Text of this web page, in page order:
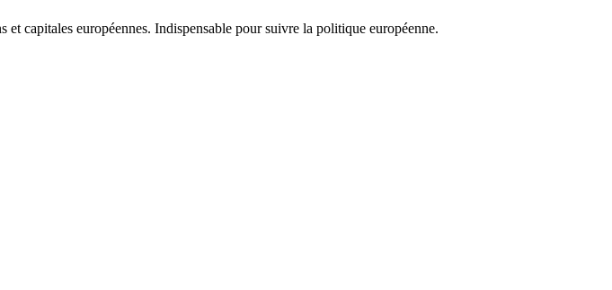
capitales européennes. Indispensable pour suivre la politique européenne.